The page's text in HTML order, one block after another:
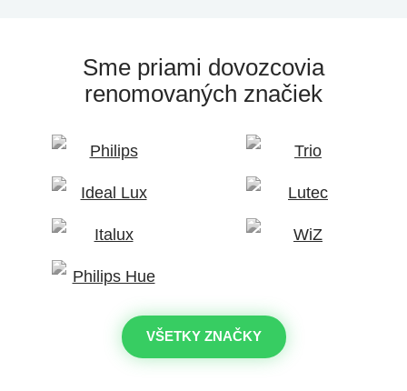
Sme priami dovozcovia
renomovaných značiek
VŠETKY ZNAČKY